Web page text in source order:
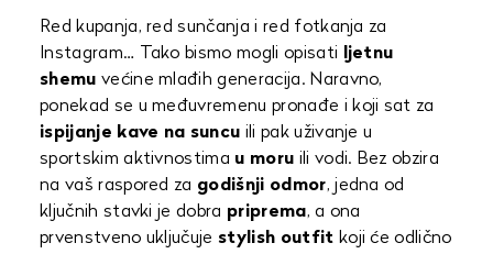
Red kupanja, red sunčanja i red fotkanja za
Instagram… Tako bismo mogli opisati
ljetnu
shemu većine mlađih generacija. Naravno,
ponekad se u međuvremenu pronađe i koji sat za
ispijanje kave na suncu ili pak uživanje u
sportskim aktivnostima u moru ili vodi. Bez obzira
na vaš raspored za godišnji odmor, jedna od
ključnih stavki je dobra priprema, a ona
prvenstveno uključuje stylish outfit koji će odlično